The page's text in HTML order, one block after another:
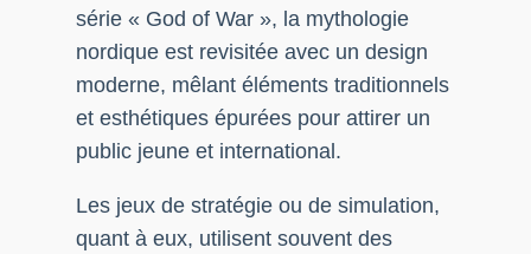
série « God of War », la mythologie
nordique est revisitée avec un design
moderne, mêlant éléments traditionnels
et esthétiques épurées pour attirer un
public jeune et international.
Les jeux de stratégie ou de simulation,
quant à eux, utilisent souvent des